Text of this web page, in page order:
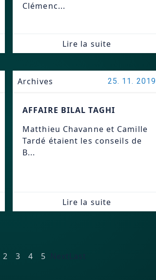
Clémenc...
Lire la suite
Archives 25. 11. 2019
AFFAIRE BILAL TAGHI
Matthieu Chavanne et Camille
Tardé étaient les conseils de
B...
Lire la suite
2 3 4 5 Next Last